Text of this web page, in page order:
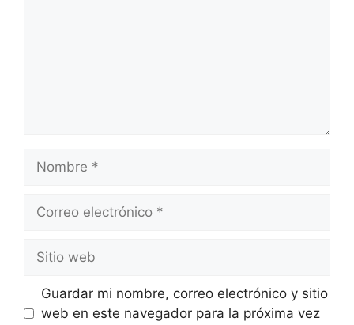
Guardar mi nombre, correo electrónico y sitio
web en este navegador para la próxima vez